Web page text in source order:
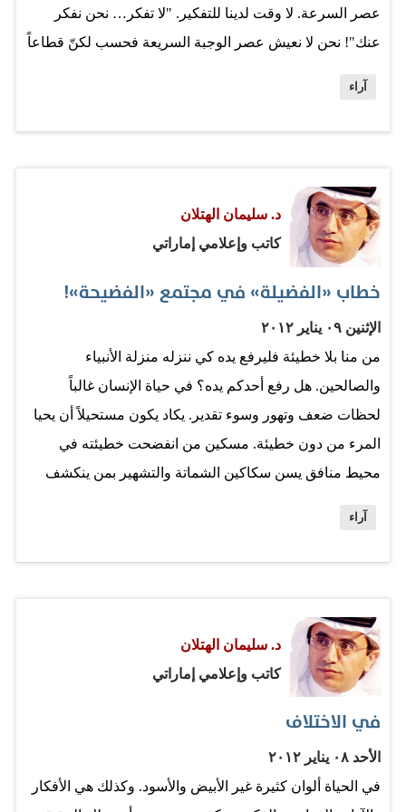
عصر السرعة. لا وقت لدينا للتفكير. "لا تفكر… نحن نفكر
عنك"! نحن لا نعيش عصر الوجبة السريعة فحسب لكنّ قطاعاً
نستطيع أن نصل للإجابات الكبرى والصغرى ونحن مستلقون
عقلك وقلبك للإجابات السريعة والجاهزة والمكررة. وشخص
ما، أمامك في الشاشة التي تقابلك، ينوب عنك في التفكير
وفي السؤال وفي الإجابة. الإجابات العظيمة تأتي بها الأسئلة
السؤال شك. وفي الشك بحث عن إجابات. هكذا تنشأ الأفكار
الكبرى. إنها تبدأ بسؤال، أو أسئلة. والنظريات الكبرى تقوم
على أسئلة مهمة وملحة. طالب الدكتوراة يبني أطروحته على
أسئلة أساسية…
آراء
د. سليمان الهتلان
كاتب وإعلامي إماراتي
خطاب «الفضيلة» في مجتمع «الفضيحة»!
الإثنين ٠٩ يناير ٢٠١٢
من منا بلا خطيئة فليرفع يده كي ننزله منزلة الأنبياء
والصالحين. هل رفع أحدكم يده؟ في حياة الإنسان غالباً
لحظات ضعف وتهور وسوء تقدير. يكاد يكون مستحيلاً أن يحيا
المرء من دون خطيئة. مسكين من انفضحت خطيئته في
محيط منافق يسن سكاكين الشماتة والتشهير بمن ينكشف
“لحظات سوداء” في مرحلة ما من حياتهم. وهنا نفرق بين
"الجريمة" التي هي في الأصل "شذوذ" عن قيم وأخلاقيات
الإنسانية. من منا نقي من خطايا عابرة، صغيرة أو كبيرة؟
ولكن ما الذي يدفع بالبعض للفرح بـ”غلطة” إنسان وبذل الجهد
صاحبها، ومن حوله، داخل أسرته ومجتمعه الصغير؟ أي قيم
وأخلاق ومبادئ نتحدث عنها، وفينا من ينتشي فرحاً بالفضيحة
ويبذل قصارى الجهد للترويج لها، وإضافة الكثير من "البهارات"
آراء
د. سليمان الهتلان
كاتب وإعلامي إماراتي
في الاختلاف
الأحد ٠٨ يناير ٢٠١٢
في الحياة ألوان كثيرة غير الأبيض والأسود. وكذلك هي الأفكار